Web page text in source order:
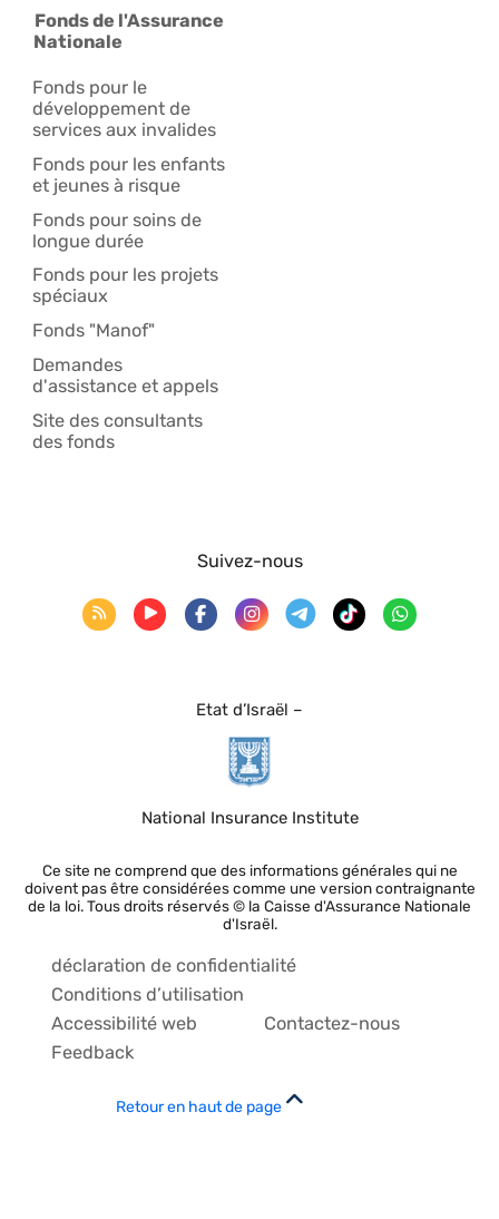
Fonds de l'Assurance
Nationale
Fonds pour le
développement de
services aux invalides
Fonds pour les enfants
et jeunes à risque
Fonds pour soins de
longue durée
Fonds pour les projets
spéciaux
Fonds "Manof"
Demandes
d'assistance et appels
Site des consultants
des fonds
Etat d’Israël –
National Insurance Institute
Ce site ne comprend que des informations générales qui ne
doivent pas être considérées comme une version contraignante
de la loi. Tous droits réservés © la Caisse d'Assurance Nationale
d'Israël.
Suivez-nous
déclaration de confidentialité
Conditions d’utilisation
Accessibilité web
Contactez-nous
Feedback
Retour en haut de page